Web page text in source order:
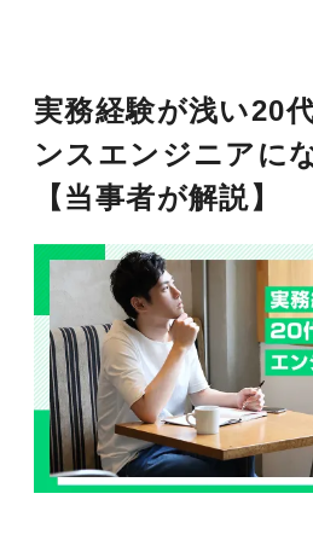
実務経験が浅い20
ンスエンジニアに
【当事者が解説】